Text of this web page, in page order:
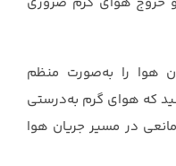
هوا را به‌صورت منظم
که هوای گرم به‌درستی
در مسیر جریان هوا